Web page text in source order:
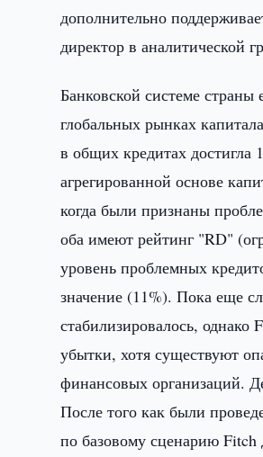
дополнительно
директор в аналитической
Банковской системе
глобальных рынках
в общих кредитах
агрегированной основе
когда были признаны
оба имеют рейтинг "RD"
уровень проблемных
значение (11%). Пока еще
стабилизировалось, однако
убытки, хотя существуют
финансовых организаций.
После того как были
по базовому сценарию Fitch